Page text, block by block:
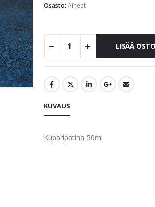
Osasto: Aineet
LISÄÄ
KUVAUS
Kuparipatina 50ml